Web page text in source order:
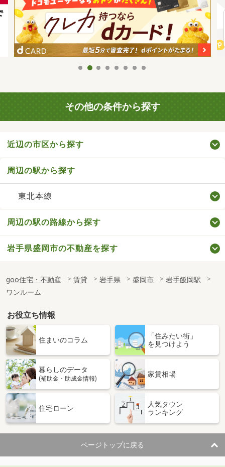
その他の条件から探す
近辺の市区から探す
周辺の駅から探す
東北本線
周辺の駅の路線から探す
岩手県盛岡市の不動産を探す
goo住宅・不動産 賃貸 岩手県 盛岡市
岩手飯岡駅
ワンルーム
お役立ち情報
住まいのコラム
「住みたい街」
を見つけよう
暮らしのデータ
(補助金・助成金情報)
家賃相場
住宅ローン
人気タウン
ランキング
ページトップに戻る